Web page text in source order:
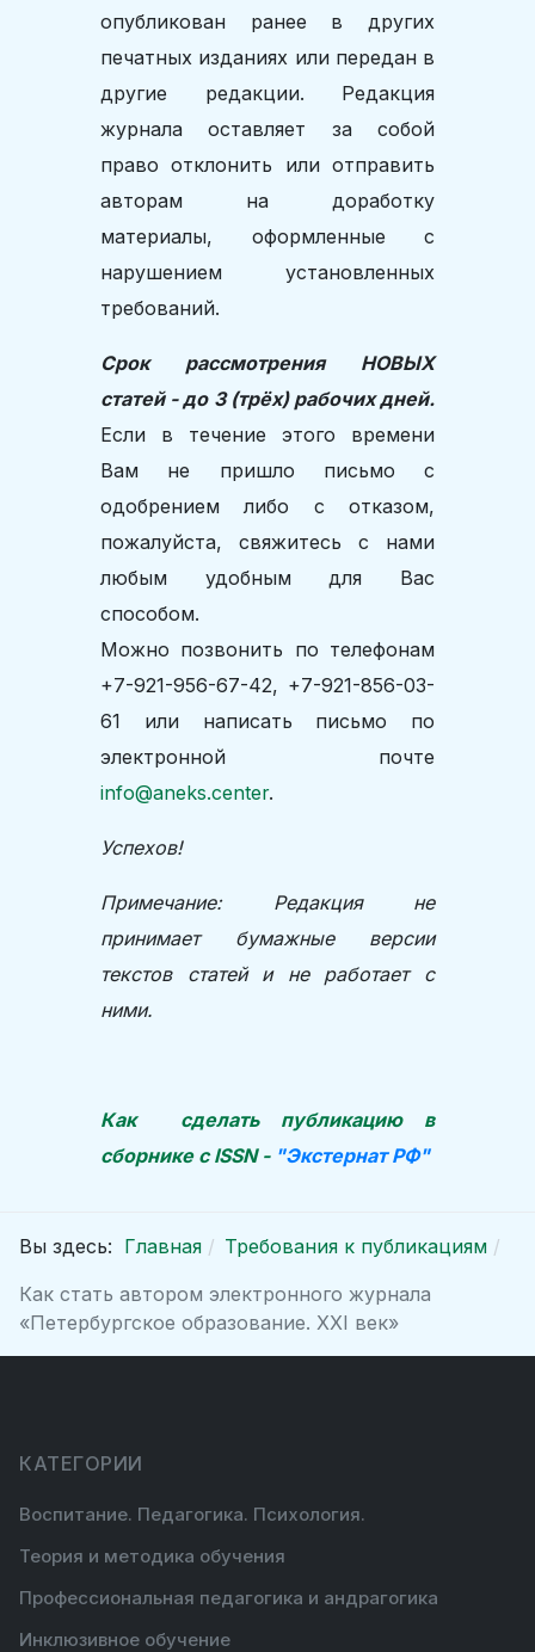
опубликован ранее в других
печатных изданиях или передан в
другие редакции. Редакция
журнала оставляет за собой
право отклонить или отправить
авторам на доработку
материалы, оформленные с
нарушением установленных
требований.
Срок рассмотрения НОВЫХ
статей - до 3 (трёх) рабочих дней.
Если в течение этого времени
Вам не пришло письмо с
одобрением либо с отказом,
пожалуйста, свяжитесь с нами
любым удобным для Вас
способом.
Можно позвонить по телефонам
+7-921-956-67-42, +7-921-856-03-
61 или написать письмо по
электронной почте
info@aneks.center.
Успехов!
Примечание: Редакция не
принимает бумажные версии
текстов статей и не работает с
ними.
Как сделать публикацию в
cборникес ISSN - "Экстернат РФ"
Вы здесь: Главная
Требования к публикациям
Как стать автором электронного журнала
«Петербургское образование. XXI век»
КАТЕГОРИИ
Воспитание. Педагогика. Психология.
Теория и методика обучения
Профессиональная педагогика и андрагогика
Инклюзивное обучение